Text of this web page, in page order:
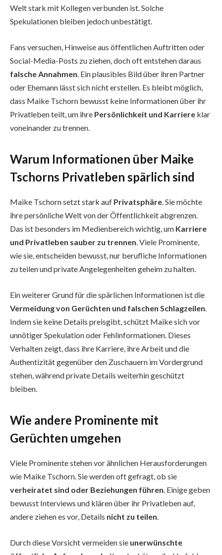
Welt stark mit Kollegen verbunden ist. Solche
Spekulationen bleiben jedoch unbestätigt.
Fans versuchen, Hinweise aus öffentlichen Auftritten oder
Social-Media-Posts zu ziehen, doch oft entstehen daraus
falsche Annahmen . Ein plausibles Bild über ihren Partner
oder Ehemann lässt sich nicht erstellen. Es bleibt möglich,
dass Maike Tschorn bewusst keine Informationen über ihr
Privatleben teilt, um ihre Persönlichkeit und Karriere klar
voneinander zu trennen.
Warum Informationen über Maike
Tschorns Privatleben spärlich sind
Maike Tschorn setzt stark auf Privatsphäre. Sie möchte
ihre persönliche Welt von der Öffentlichkeit abgrenzen.
Das ist besonders im Medienbereich wichtig, um Karriere
und Privatleben sauber zu trennen. Viele Prominente,
wie sie, entscheiden bewusst, nur berufliche Informationen
zu teilen und private Angelegenheiten geheim zu halten.
Ein weiterer Grund für die spärlichen Informationen ist die
Vermeidung von Gerüchten und falschen Schlagzeilen
Indem sie keine Details preisgibt, schützt Maike sich vor
unnötiger Spekulation oder Fehlinformationen. Dieses
Verhalten zeigt, dass ihre Karriere, ihre Arbeit und die
Authentizität gegenüber den Zuschauern im Vordergrund
stehen, während private Details weiterhin geschützt
bleiben.
Wie andere Prominente mit
Gerüchten umgehen
Viele Prominente stehen vor ähnlichen Herausforderungen
wie Maike Tschorn. Sie werden oft gefragt, ob sie
verheiratet sind oder Beziehungen führen. Einige geben
bewusst Interviews und klären über ihr Privatleben auf,
andere ziehen es vor, Details nicht zu teilen.
Durch diese Vorsicht vermeiden sie unerwünschte